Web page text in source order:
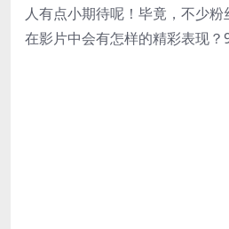
人有点小期待呢！毕竟，不少
在影片中会有怎样的精彩表现？